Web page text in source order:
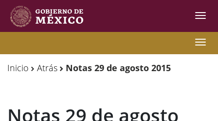
de
de
Inicio Atrás Notas 29 de agosto 2015
Notas 29 de agosto